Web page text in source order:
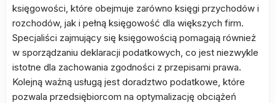
księgowości, które obejmuje zarówno księgi przychodów i
rozchodów, jak i pełną księgowość dla większych firm.
Specjaliści zajmujący się księgowością pomagają również
w sporządzaniu deklaracji podatkowych, co jest niezwykle
istotne dla zachowania zgodności z przepisami prawa.
Kolejną ważną usługą jest doradztwo podatkowe, które
pozwala przedsiębiorcom na optymalizację obciążeń